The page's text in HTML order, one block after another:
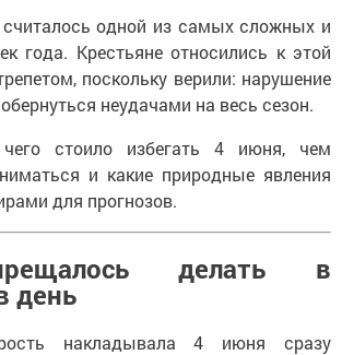
одной из самых сложных и
года. Крестьяне относились к этой
поскольку верили: нарушение
неудачами на весь сезон.
чего стоило избегать 4 июня, чем
и какие природные явления
для прогнозов.
делать в
день
накладывала 4 июня сразу